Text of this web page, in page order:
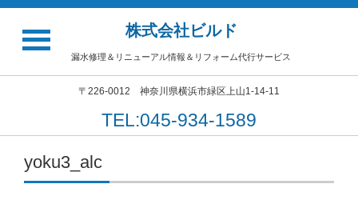
株式会社ビルド
漏水修理＆リニューアル情報＆リフォーム代行サービス
〒226-0012 神奈川県横浜市緑区上山1-14-11
TEL:045-934-1589
yoku3_alc